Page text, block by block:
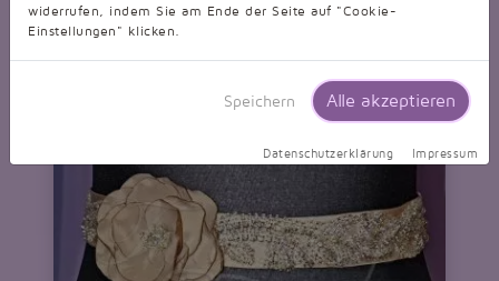
widerrufen, indem Sie am Ende der Seite auf "Cookie-
Einstellungen" klicken.
Speichern Alle akzeptieren
Datenschutzerklärung Impressum